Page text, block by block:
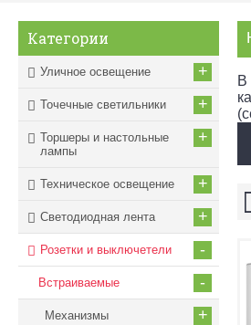
Категории
Уличное освещение +
Точечные светильники +
Торшеры и настольные
лампы
+
Техническое освещение +
Светодиодная лента +
Розетки и выключетели -
Встраиваемые -
Механизмы +
В